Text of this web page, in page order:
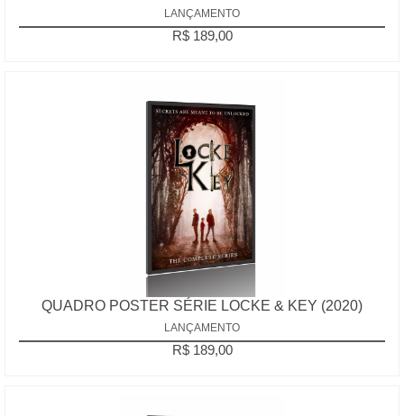
LANÇAMENTO
R$ 189,00
QUADRO POSTER SÉRIE LOCKE & KEY (2020)
LANÇAMENTO
R$ 189,00